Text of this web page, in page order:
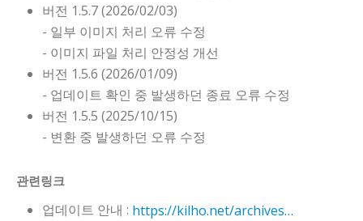
버전 1.5.7 (2026/02/03)
- 일부 이미지 처리 오류 수정
- 이미지 파일 처리 안정성 개선
버전 1.5.6 (2026/01/09)
- 업데이트 확인 중 발생하던 종료 오류 수정
버전 1.5.5 (2025/10/15)
- 변환 중 발생하던 오류 수정
관련링크
업데이트 안내 : https://kilho.net/archives/notice/2940